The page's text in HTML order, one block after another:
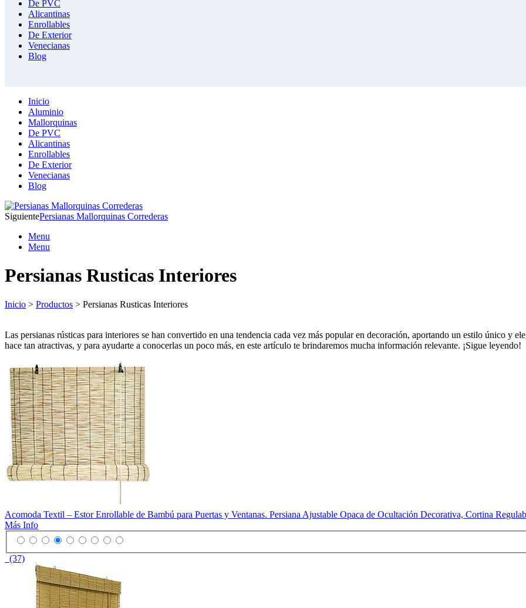
De PVC
Alicantinas
Enrollables
De Exterior
Venecianas
Blog
Inicio
Aluminio
Mallorquinas
De PVC
Alicantinas
Enrollables
De Exterior
Venecianas
Blog
SiguientePersianas Mallorquinas Correderas
Menu
Menu
Persianas Rusticas Interiores
Inicio > Productos > Persianas Rusticas Interiores
Las persianas rústicas para interiores se han convertido en una tendencia cada vez más popular en decoración, aportando un estilo único y
hace tan atractivas, y para ayudarte a conocerlas un poco más, en este artículo te brindaremos mucha información relevante. ¡Sigue leyendo!
Acomoda Textil – Estor Enrollable de Bambú para Puertas y Ventanas. Persiana Ajustable Opaca de Ocultación Decorativa, Cortina
Más Info
(37)